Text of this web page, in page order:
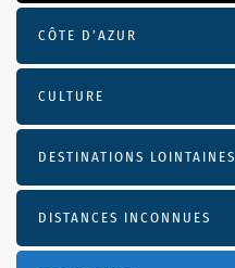
CÔTE D’AZUR
CULTURE
DESTINATIONS LOINTAINES
DISTANCES INCONNUES